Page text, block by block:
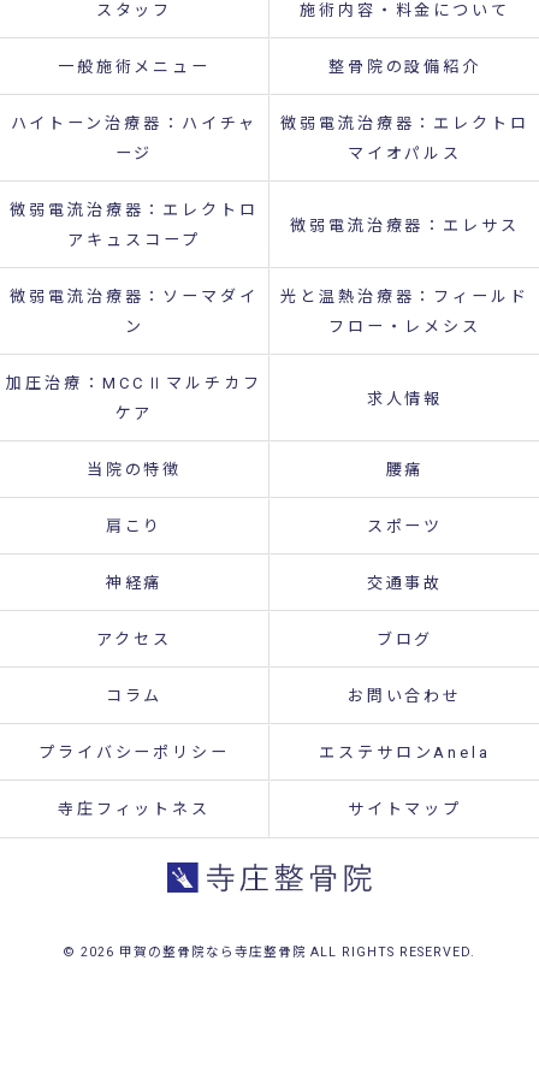
スタッフ 施術内容・料金について
一般施術メニュー 整骨院の設備紹介
ハイトーン治療器：ハイチャ
ージ
微弱電流治療器：エレクトロ
マイオパルス
微弱電流治療器：エレクトロ
アキュスコープ
微弱電流治療器：エレサス
微弱電流治療器：ソーマダイ
ン
光と温熱治療器：フィールド
フロー・レメシス
加圧治療：MCCⅡマルチカフ
ケア
求人情報
当院の特徴 腰痛
肩こり スポーツ
神経痛 交通事故
アクセス ブログ
コラム お問い合わせ
プライバシーポリシー エステサロンAnela
寺庄フィットネス サイトマップ
© 2026 甲賀の整骨院なら寺庄整骨院 ALL RIGHTS RESERVED.